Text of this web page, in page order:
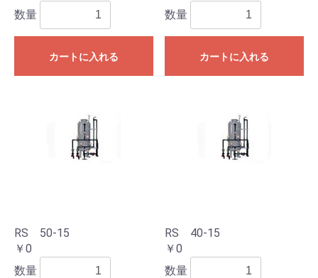
数量
カートに入れる
数量
カートに入れる
RS 50-15
￥0
数量
RS 40-15
￥0
数量